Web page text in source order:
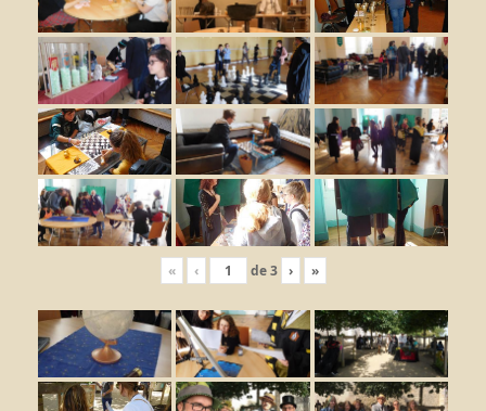
« ‹ de3 › »